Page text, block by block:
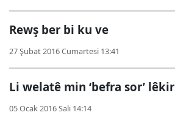
Rewş ber bi ku ve
27 Şubat 2016 Cumartesi 13:41
Li welatê min ‘befra sor’ lêkir
05 Ocak 2016 Salı 14:14